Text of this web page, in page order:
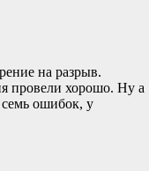
на разрыв.
провели хорошо. Ну а
ошибок, у